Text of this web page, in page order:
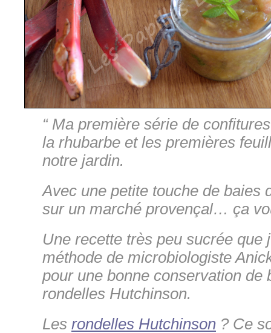
“ Ma première série de
la rhubarbe et les premières
notre jardin.
Avec une petite touche de baies
sur un marché provençal… ça
Une recette très peu sucrée que
méthode de microbiologiste
pour une bonne conservation de
rondelles Hutchinson.
Les rondelles Hutchinson ? Ce